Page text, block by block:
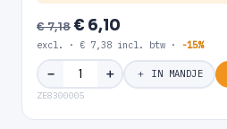
€ 7,18€ 6,10
excl. · € 7,38 incl. btw · -15%
− ＋ ＋ IN MANDJE
ZE8300005